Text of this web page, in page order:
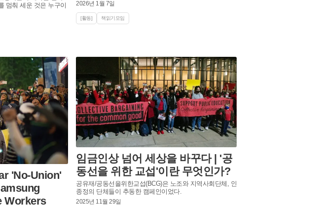
멈춰 세운 것은 누구이
2026년 1월 7일
[활동] 책읽기모임
'No-Union'
Workers
임금인상 넘어 세상을 바꾸다 | '공
동선을 위한 교섭'이란 무엇인가?
공유재/공동선을위한교섭(BCG)은 노조와 지역사회단체, 인
종정의 단체들이 추동한 캠페인이었다.
2025년 11월 29일